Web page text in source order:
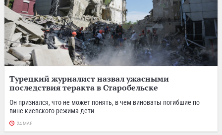
Турецкий журналист назвал ужасными
последствия теракта в Старобельске
Он признался, что не может понять, в чем виноваты погибшие по
вине киевского режима дети.
24 МАЯ